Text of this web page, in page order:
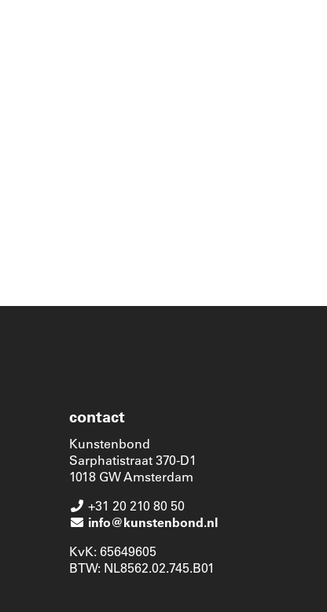
contact
Kunstenbond
Sarphatistraat 370-D1
1018 GW Amsterdam
+31 20 210 80 50
info@kunstenbond.nl
KvK: 65649605
BTW: NL8562.02.745.B01